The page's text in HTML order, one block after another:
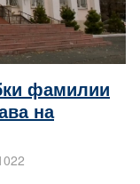
фамилии
на